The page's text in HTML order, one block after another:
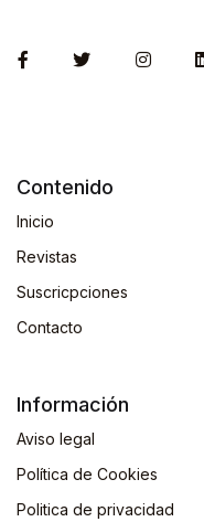
Contenido
Inicio
Revistas
Suscricpciones
Contacto
Información
Aviso legal
Política de Cookies
Politica de privacidad